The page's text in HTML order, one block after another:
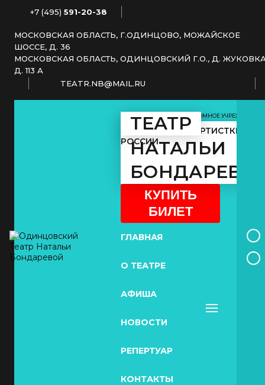
+7 (495) 591-20-38
МОСКОВСКАЯ ОБЛАСТЬ, Г.ОДИНЦОВО, МОЖАЙСКОЕ
ШОССЕ, Д. 36
МОСКОВСКАЯ ОБЛАСТЬ, ОДИНЦОВСКИЙ Г.О., Д.
Д. 113 А
TEATR.NB@MAIL.RU
ТЕАТР
НАТАЛЬИ
МУНИЦИПАЛЬНОЕ АВТОНОМНОЕ УЧРЕЖДЕНИЕ
КУЛЬТУРЫ
ЗАСЛУЖЕННОЙ АРТИСТКИ
РОССИИ
КУПИТЬ
БИЛЕТ
ГЛАВНАЯ
О ТЕАТРЕ
АФИША
НОВОСТИ
РЕПЕРТУАР
КОНТАКТЫ